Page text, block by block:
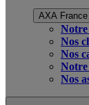
AXA France
Nos
Nos
Notre
Nos